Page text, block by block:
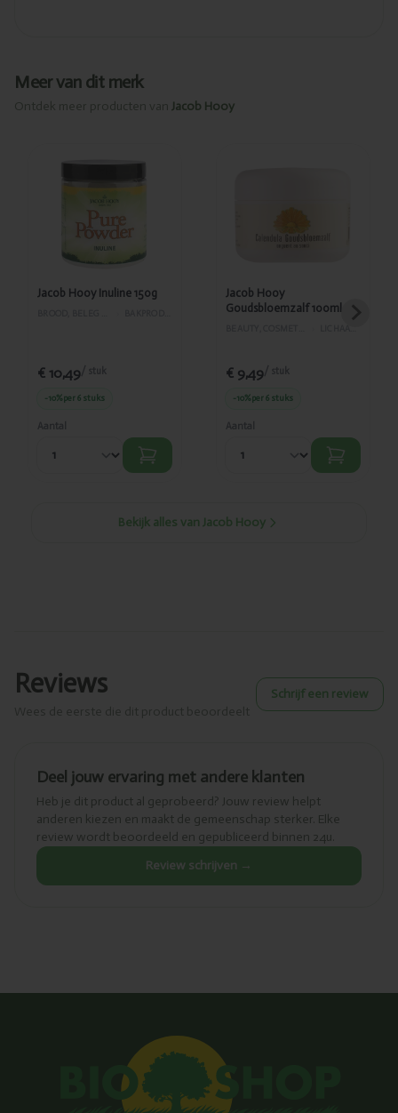
Meer van dit merk
Ontdek meer producten van Jacob Hooy
Toegevoegd
Jacob Hooy Inuline 150g
€ 10,49/ stuk
-10%per 6 stuks
Aantal
Jacob Hooy
Goudsbloemzalf 100ml
€ 9,49/ stuk
-10%per 6 stuks
Aantal
Bekijk alles van Jacob Hooy
Reviews Schrijf een review
Deel jouw ervaring met andere klanten
Heb je dit product al geprobeerd? Jouw review helpt
anderen kiezen en maakt de gemeenschap sterker. Elke
review wordt beoordeeld en gepubliceerd binnen 24u.
Review schrijven →